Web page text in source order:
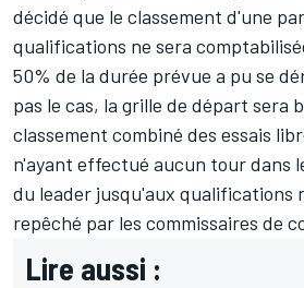
décidé que le classement d'une
qualifications ne sera
50% de la durée prévue a pu se
pas le cas, la grille de départ sera
classement combiné des essais
n'ayant effectué aucun tour dans
du leader jusqu'aux qualifications
repêché par les commissaires de
Lire aussi :